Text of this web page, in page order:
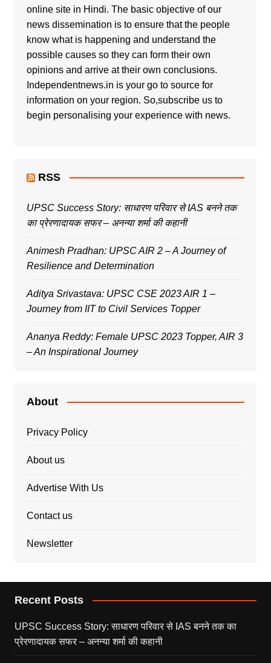
online site in Hindi. The basic objective of our
news dissemination is to ensure that the people
know what is happening and understand the
possible causes so they can form their own
opinions and arrive at their own conclusions.
Independentnews.in is your go to source for
information on your region. So,subscribe us to
begin personalising your experience with news.
RSS
UPSC Success Story: साधारण परिवार से IAS बनने तक
का प्रेरणादायक सफर – अनन्या शर्मा की कहानी
Animesh Pradhan: UPSC AIR 2 – A Journey of
Resilience and Determination
Aditya Srivastava: UPSC CSE 2023 AIR 1 –
Journey from IIT to Civil Services Topper
Ananya Reddy: Female UPSC 2023 Topper, AIR 3
– An Inspirational Journey
About
Privacy Policy
About us
Advertise With Us
Contact us
Newsletter
Recent Posts
UPSC Success Story: साधारण परिवार से IAS बनने तक का
प्रेरणादायक सफर – अनन्या शर्मा की कहानी